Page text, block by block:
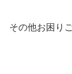
その他お困り